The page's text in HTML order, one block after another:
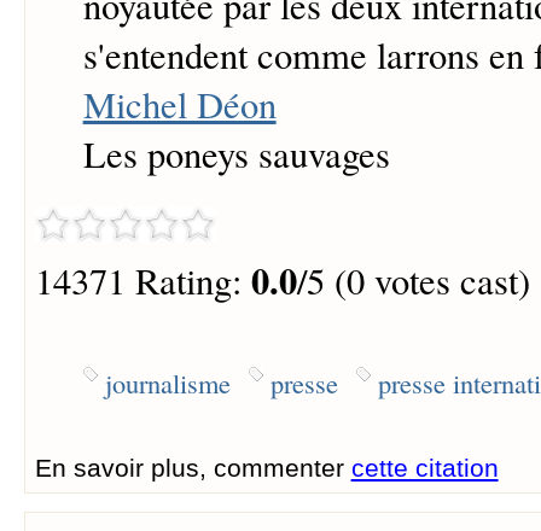
s'entendent comme larrons en
Michel Déon
Les poneys sauvages
14371 Rating: 0.0/5 (0 votes cast)
journalisme presse presse
En savoir plus, commenter cette citation